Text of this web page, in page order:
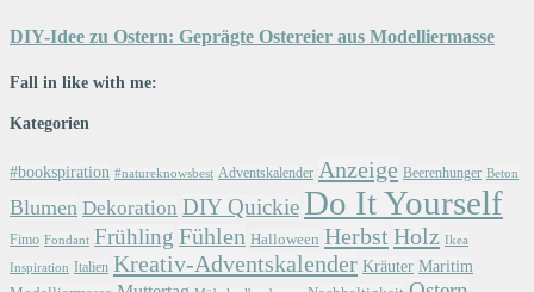
DIY-Idee zu Ostern: Geprägte Ostereier aus Modelliermasse
Fall in like with me:
Kategorien
#bookspiration #natureknowsbest Adventskalender Anzeige Beerenhunger Beton
Blumen Dekoration DIY Quickie Do It Yourself
Fimo Fondant Frühling Fühlen Halloween Herbst Holz Ikea
Inspiration Italien Kreativ-Adventskalender Kräuter Maritim